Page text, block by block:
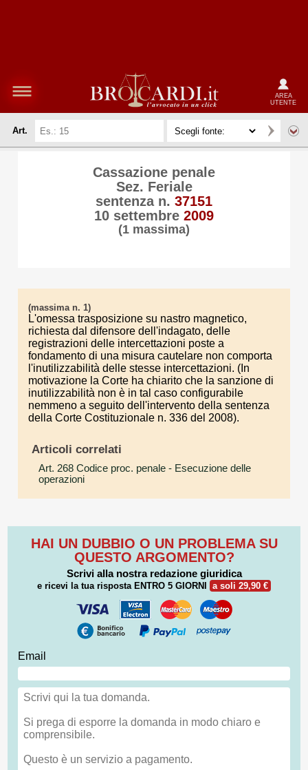
AREA
UTENTE
Art.
Cassazione penale
Sez. Feriale
sentenza n. 37151
10 settembre 2009
(1 massima)
(massima n. 1)
L'omessa trasposizione su nastro magnetico,
richiesta dal difensore dell'indagato, delle
registrazioni delle intercettazioni poste a
fondamento di una misura cautelare non comporta
l'inutilizzabilità delle stesse intercettazioni. (In
motivazione la Corte ha chiarito che la sanzione di
inutilizzabilità non è in tal caso configurabile
nemmeno a seguito dell'intervento della sentenza
della Corte Costituzionale n. 336 del 2008).
Articoli correlati
Art. 268 Codice proc. penale - Esecuzione delle
operazioni
HAI UN DUBBIO O UN PROBLEMA SU
QUESTO ARGOMENTO?
Scrivi alla nostra redazione giuridica
e ricevi la tua risposta ENTRO 5 GIORNI a soli 29,90 €
Email